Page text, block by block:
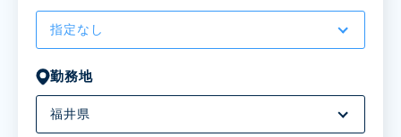
指定なし
勤務地
福井県